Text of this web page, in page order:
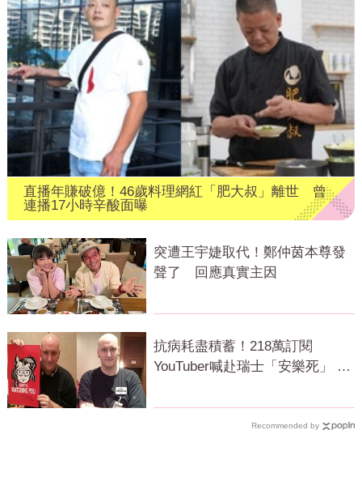
直播年賺破億！46歲料理網紅「肥大叔」離世 曾
連播17小時辛酸面曝
突遭王宇婕取代！鄭仲茵本尊發
聲了 回應真實主因
抗病耗盡積蓄！218萬訂閱
YouTuber喊赴瑞士「安樂死」 上
Recommended by